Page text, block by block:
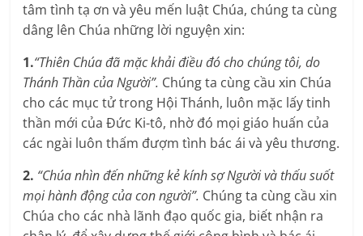
tâm tình tạ ơn và yêu mến luật Chúa, chúng ta cùng
dâng lên Chúa những lời nguyện xin:
1.“Thiên Chúa đã mặc khải điều đó cho chúng tôi, do
Thánh Thần của Người”. Chúng ta cùng cầu xin Chúa
cho các mục tử trong Hội Thánh, luôn mặc lấy tinh
thần mới của Đức Ki-tô, nhờ đó mọi giáo huấn của
các ngài luôn thấm đượm tình bác ái và yêu thương.
2. “Chúa nhìn đến những kẻ kính sợ Người và thấu suốt
mọi hành động của con người”. Chúng ta cùng cầu xin
Chúa cho các nhà lãnh đạo quốc gia, biết nhận ra